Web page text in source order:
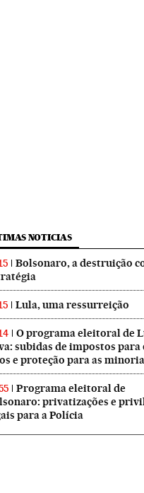
NOTICIAS
Bolsonaro, a destruição
Lula, uma ressurreição
O programa eleitoral de
subidas de impostos para
e proteção para as
Programa eleitoral de
privatizações e
para a Polícia